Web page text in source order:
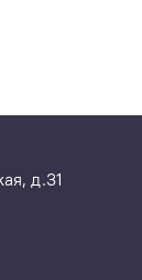
д.31